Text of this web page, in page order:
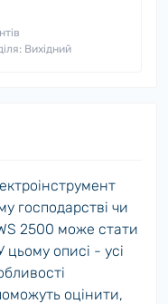
Вихідний
господарстві чи
2500 може стати
описі - усі
оцінити,